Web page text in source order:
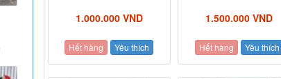
1.000.000 VND
Hết hàng Yêu thích
1.500.000 VND
Hết hàng Yêu thích